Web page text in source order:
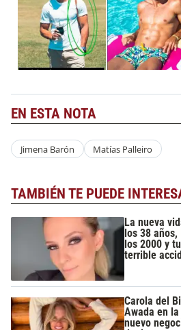
EN ESTA NOTA
Jimena Barón Matías Palleiro
TAMBIÉN TE PUEDE
La nueva
los 38
los 2000 y
terrible
Carola del
Awada en
nuevo